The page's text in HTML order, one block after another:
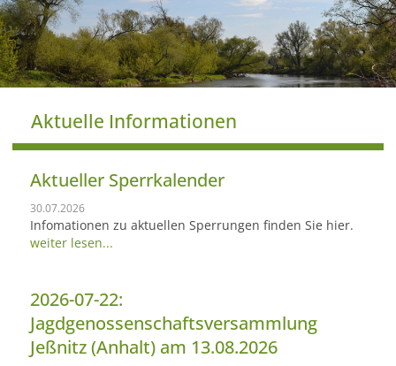
Aktuelle Informationen
Aktueller Sperrkalender
30.07.2026
Infomationen zu aktuellen Sperrungen finden Sie hier.
weiter lesen...
2026-07-22:
Jagdgenossenschaftsversammlung
Jeßnitz (Anhalt) am 13.08.2026